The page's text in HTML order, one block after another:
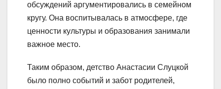
обсуждений аргументировались в семейном
кругу. Она воспитывалась в атмосфере, где
ценности культуры и образования занимали
важное место.
Таким образом, детство Анастасии Слуцкой
было полно событий и забот родителей,